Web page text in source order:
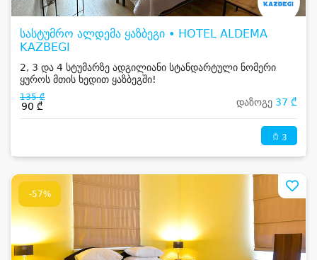
სასტუმრო ალდემა ყაზბეგი • HOTEL ALDEMA
KAZBEGI
2, 3 და 4 სტუმარზე ადგილიანი სტანდარტული ნომერი
ყუროს მთის ხედით ყაზბეგში!
135 ₾
90 ₾ დაზოგე 37 ₾
3
-57%